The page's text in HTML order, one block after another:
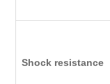
Shock resistance